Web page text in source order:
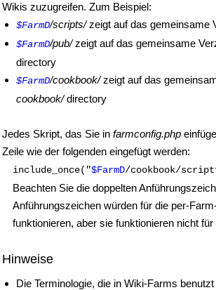
Wikis zuzugreifen. Zum Beispiel:
$FarmD/scripts/zeigt auf das gemeinsame
$FarmD/pub/zeigt auf das gemeinsame
directory
$FarmD/cookbook/zeigt auf das
cookbook/directory
Jedes Skript, das Sie in farmconfig.php
Zeile wie der folgenden eingefügt werden:
include_once("$FarmD/cookbook/
Beachten Sie die doppelten
Anführungszeichen würden für die per-
funktionieren, aber sie funktionieren nicht für
Hinweise
Die Terminologie, die in Wiki-Farms